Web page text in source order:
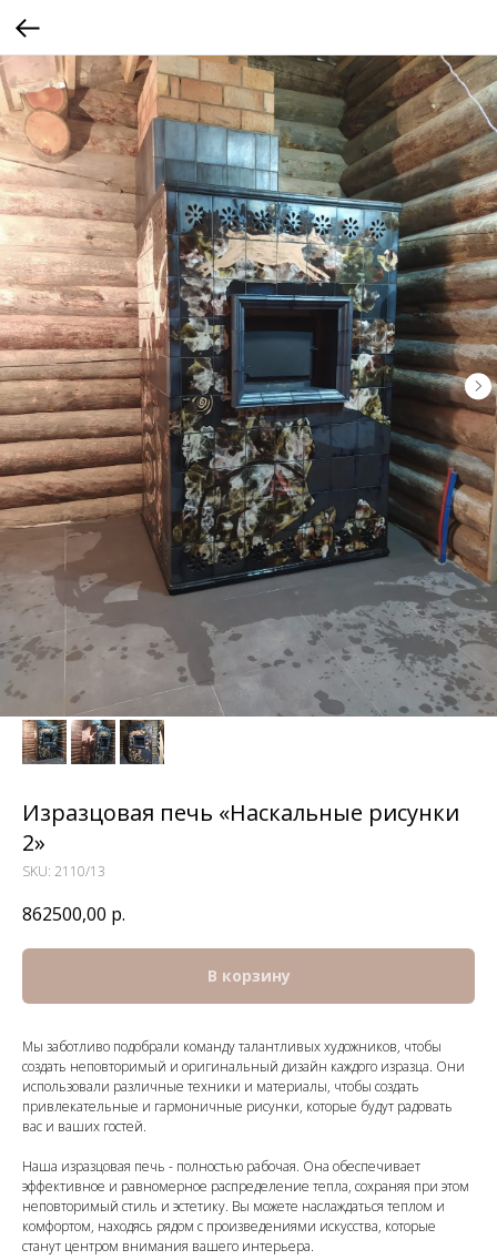
Изразцовая печь «Наскальные рисунки
2»
SKU: 2110/13
862500,00 р.
В корзину
Мы заботливо подобрали команду талантливых художников, чтобы
создать неповторимый и оригинальный дизайн каждого изразца. Они
использовали различные техники и материалы, чтобы создать
привлекательные и гармоничные рисунки, которые будут радовать
вас и ваших гостей.
Наша изразцовая печь - полностью рабочая. Она обеспечивает
эффективное и равномерное распределение тепла, сохраняя при этом
неповторимый стиль и эстетику. Вы можете наслаждаться теплом и
комфортом, находясь рядом с произведениями искусства, которые
станут центром внимания вашего интерьера.